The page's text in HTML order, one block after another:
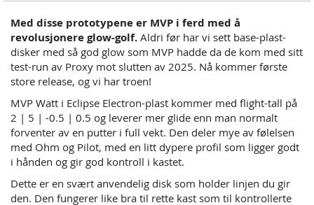
the
beginning
of
the
images
gallery
Med disse prototypene er MVP i ferd med å
revolusjonere glow-golf. Aldri før har vi sett base-plast-
disker med så god glow som MVP hadde da de kom med sitt
test-run av Proxy mot slutten av 2025. Nå kommer første
store release, og vi har troen!
MVP Watt i Eclipse Electron-plast kommer med flight-tall på
2 | 5 | -0.5 | 0.5 og leverer mer glide enn man normalt
forventer av en putter i full vekt. Den deler mye av følelsen
med Ohm og Pilot, med en litt dypere profil som ligger godt
i hånden og gir god kontroll i kastet.
Dette er en svært anvendelig disk som holder linjen du gir
den. Den fungerer like bra til rette kast som til kontrollerte